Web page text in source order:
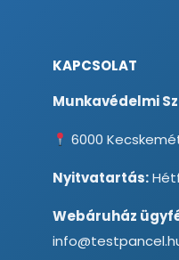
KAPCSOLAT
Munkavédelmi
6000
Nyitvatartás:
Webáruház